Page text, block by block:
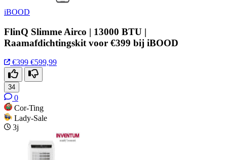
iBOOD
FlinQ Slimme Airco | 13000 BTU |
Raamafdichtingskit voor €399 bij iBOOD
€399 €599,99
34
0
Cor-Ting
Lady-Sale
3j